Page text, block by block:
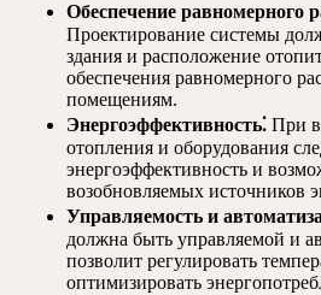
Обеспечение равномерного
Проектирование системы
здания и расположение
обеспечения равномерного
помещениям.
Энергоэффективность⁚ При
отопления и оборудования
энергоэффективность и
возобновляемых источников
Управляемость и
должна быть управляемой и
позволит регулировать
оптимизировать